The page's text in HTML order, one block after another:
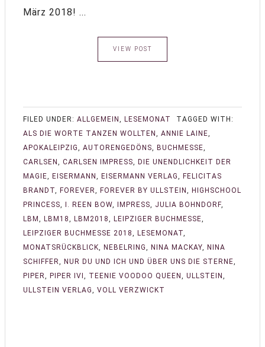
März 2018! ...
VIEW POST
FILED UNDER: ALLGEMEIN , LESEMONAT
TAGGED WITH:
ALS DIE WORTE TANZEN WOLLTEN , ANNIE LAINE,
APOKALEIPZIG, AUTORENGEDÖNS, BUCHMESSE,
CARLSEN , CARLSEN IMPRESS, DIE UNENDLICHKEIT DER
MAGIE, EISERMANN , EISERMANN VERLAG, FELICITAS
BRANDT, FOREVER, FOREVER BY ULLSTEIN , HIGHSCHOOL
PRINCESS, I. REEN BOW, IMPRESS, JULIA BOHNDORF,
LBM , LBM18, LBM2018, LEIPZIGER BUCHMESSE,
LEIPZIGER BUCHMESSE 2018, LESEMONAT,
MONATSRÜCKBLICK, NEBELRING, NINA MACKAY, NINA
SCHIFFER, NUR DU UND ICH UND ÜBER UNS DIE STERNE,
PIPER, PIPER IVI , TEENIE VOODOO QUEEN , ULLSTEIN ,
ULLSTEIN VERLAG, VOLL VERZWICKT